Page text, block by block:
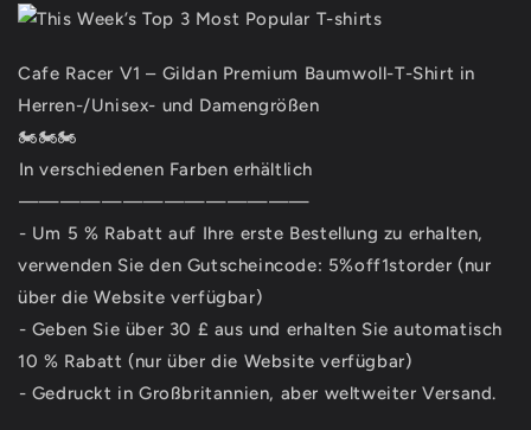
Cafe Racer V1 – Gildan Premium Baumwoll-T-Shirt in
Herren-/Unisex- und Damengrößen
🏍🏍🏍⁣
⁣In verschiedenen Farben erhältlich⁣ ⁣
⁣——————————————⁣
⁣- Um 5 % Rabatt auf Ihre erste Bestellung zu erhalten,
verwenden Sie den Gutscheincode: 5%off1storder (nur
über die Website verfügbar)
⁣- Geben Sie über 30 £ aus und erhalten Sie automatisch
10 % Rabatt (nur über die Website verfügbar)
⁣- Gedruckt in Großbritannien, aber weltweiter Versand.⁣